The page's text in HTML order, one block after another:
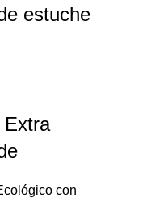
estuche
Extra
con